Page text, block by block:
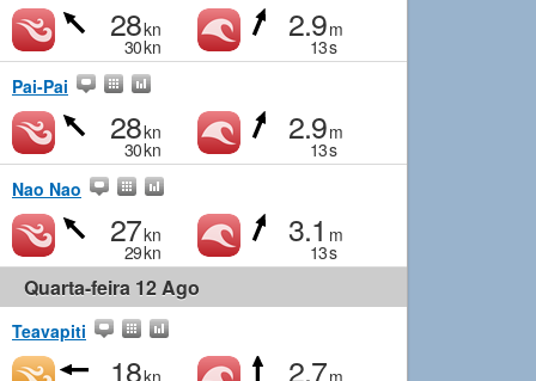
28kn
30kn
2.9m
13s
Pai-Pai
28kn
30kn
2.9m
13s
Nao Nao
27kn
29kn
3.1 m
13s
Quarta-feira 12 Ago
Teavapiti
18kn 2.7m